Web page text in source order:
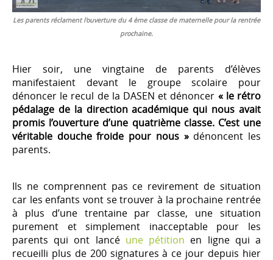
Les parents réclament l'ouverture du 4 ème classe de maternelle pour la rentrée
prochaine.
Hier soir, une vingtaine de parents d’élèves
manifestaient devant le groupe scolaire pour
dénoncer le recul de la DASEN et dénoncer « le rétro
pédalage de la direction académique qui nous avait
promis l’ouverture d’une quatrième classe. C’est une
véritable douche froide pour nous »dénoncent les
parents.
Ils ne comprennent pas ce revirement de situation
car les enfants vont se trouver à la prochaine rentrée
à plus d’une trentaine par classe, une situation
purement et simplement inacceptable pour les
parents qui ont lancé une pétition en ligne qui a
recueilli plus de 200 signatures à ce jour depuis hier